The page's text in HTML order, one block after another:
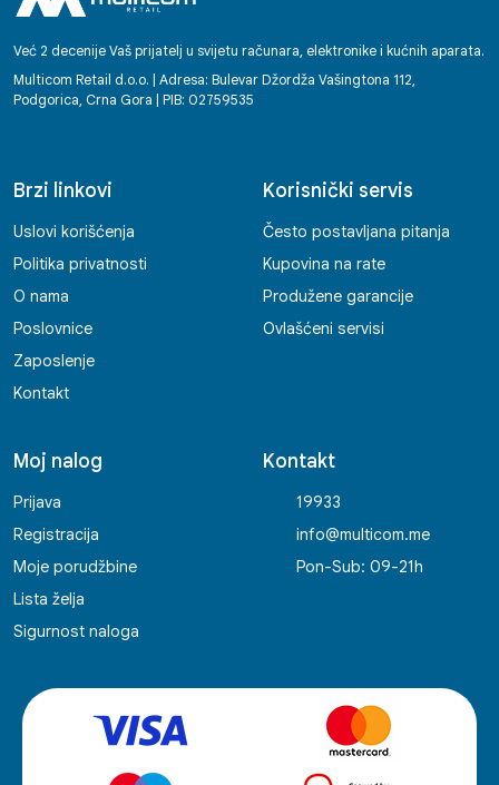
Već 2 decenije Vaš prijatelj u svijetu računara, elektronike i kućnih aparata.
Multicom Retail d.o.o. | Adresa: Bulevar Džordža Vašingtona 112,
Podgorica, Crna Gora | PIB: 02759535
Brzi linkovi
Uslovi korišćenja
Politika privatnosti
O nama
Poslovnice
Zaposlenje
Kontakt
Korisnički servis
Često postavljana pitanja
Kupovina na rate
Produžene garancije
Ovlašćeni servisi
Moj nalog
Prijava
Registracija
Moje porudžbine
Lista želja
Sigurnost naloga
Kontakt
19933
info@multicom.me
Pon-Sub: 09-21h